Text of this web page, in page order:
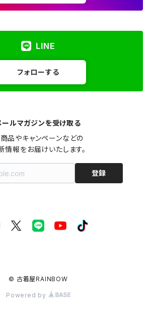
LINE
フォローする
ールマガジンを受け取る
品やキャンペーンなどの
情報をお届けいたします。
登録
© 古着屋RAINBOW
Powered by